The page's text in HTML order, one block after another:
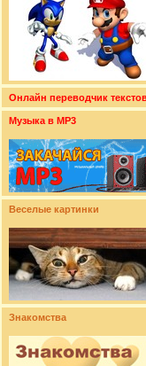
Онлайн переводчик
Музыка в MP3
Веселые картинки
Знакомства